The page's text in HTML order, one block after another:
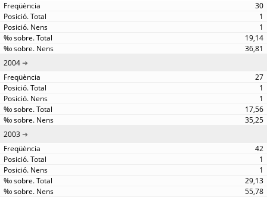
30
1
1
19,14
36,81
2004
27
1
1
17,56
35,25
2003
42
1
1
29,13
55,78